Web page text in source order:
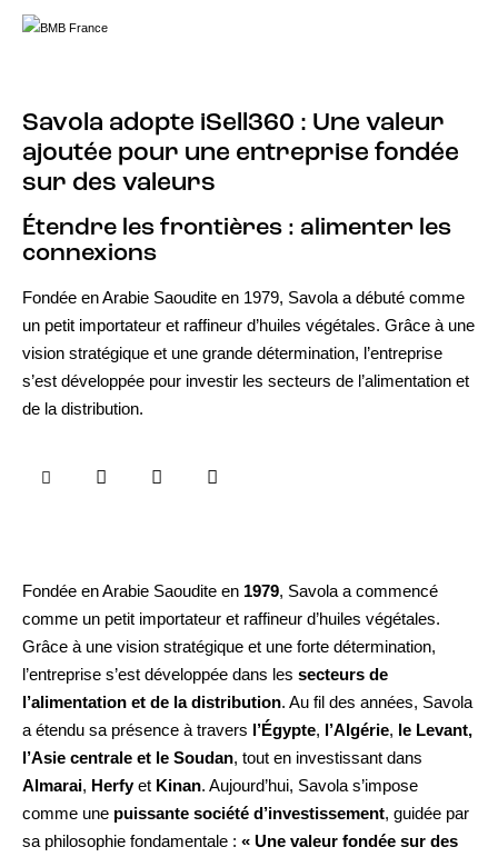
Savola adopte iSell360 : Une valeur
ajoutée pour une entreprise fondée
sur des valeurs
Fondée en Arabie Saoudite en 1979, Savola a commencé
comme un petit importateur et raffineur d’huiles végétales.
Grâce à une vision stratégique et une forte détermination,
l’entreprise s’est développée dans les secteurs de
l’alimentation et de la distribution. Au fil des années, Savola
a étendu sa présence à travers l’Égypte, l’Algérie, le Levant,
l’Asie centrale et le Soudan, tout en investissant dans
Almarai, Herfyet Kinan. Aujourd’hui, Savola s’impose
comme une puissante société d’investissement, guidée par
sa philosophie fondamentale : « Une valeur fondée sur des
Étendre les frontières : alimenter les
connexions
Fondée en Arabie Saoudite en 1979, Savola a débuté comme
un petit importateur et raffineur d’huiles végétales. Grâce à une
vision stratégique et une grande détermination, l’entreprise
s’est développée pour investir les secteurs de l’alimentation et
de la distribution.